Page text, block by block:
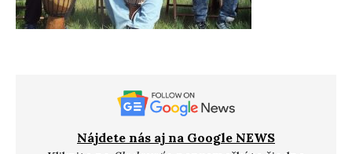
Nájdete nás aj na Google NEWS